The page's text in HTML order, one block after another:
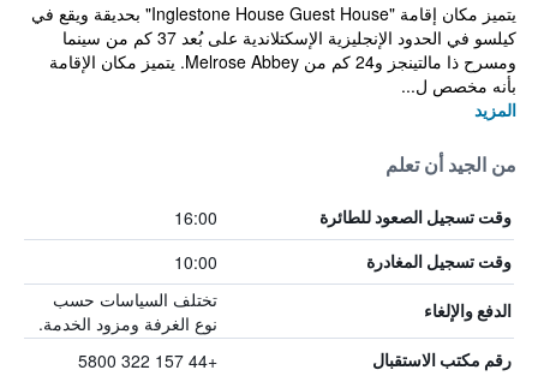
يتميز مكان إقامة "Inglestone House Guest House" بحديقة ويقع في
كيلسو في الحدود الإنجليزية الإسكتلاندية على بُعد 37 كم من سينما
ومسرح ذا مالتينجز و24 كم من Melrose Abbey. يتميز مكان الإقامة
بأنه مخصص ل...
المزيد
من الجيد أن تعلم
وقت تسجيل الصعود للطائرة 16:00
وقت تسجيل المغادرة 10:00
الدفع والإلغاء
تختلف السياسات حسب
نوع الغرفة ومزود الخدمة.
رقم مكتب الاستقبال +44 157 322 5800